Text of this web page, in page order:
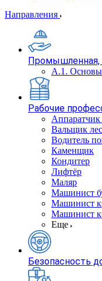
Направления
Промышленная,
А.1. Основы
Рабочие
Вальщик
Водитель
Каменщик
Кондитер
Лифтёр
Маляр
Машинист
Машинист
Машинист
Еще
Безопасность